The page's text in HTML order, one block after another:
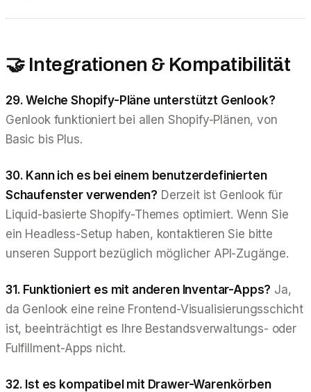
🤝 Integrationen & Kompatibilität
29. Welche Shopify-Pläne unterstützt Genlook?
Genlook funktioniert bei allen Shopify-Plänen, von
Basic bis Plus.
30. Kann ich es bei einem benutzerdefinierten
Schaufenster verwenden? Derzeit ist Genlook für
Liquid-basierte Shopify-Themes optimiert. Wenn Sie
ein Headless-Setup haben, kontaktieren Sie bitte
unseren Support bezüglich möglicher API-Zugänge.
31. Funktioniert es mit anderen Inventar-Apps? Ja,
da Genlook eine reine Frontend-Visualisierungsschicht
ist, beeinträchtigt es Ihre Bestandsverwaltungs- oder
Fulfillment-Apps nicht.
32. Ist es kompatibel mit Drawer-Warenkörben